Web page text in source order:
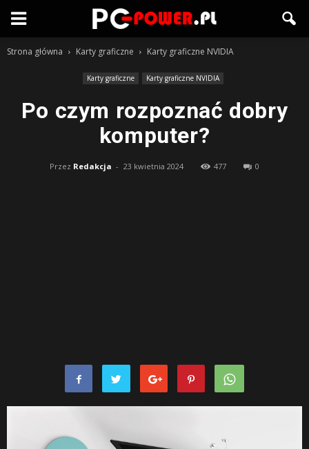
Strona główna Karty graficzne Karty graficzne NVIDIA
Karty graficzne Karty graficzne NVIDIA
Po czym rozpoznać dobry
komputer?
Przez Redakcja - 23 kwietnia 2024 477 0